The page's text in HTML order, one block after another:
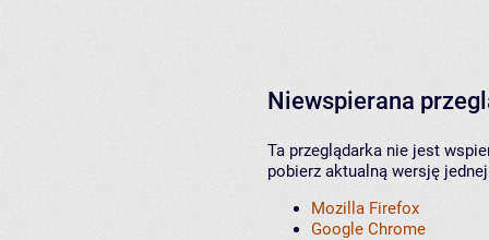
Niewspierana
Ta przeglądarka nie jest
pobierz aktualną wersję
Mozilla Firefox
Google Chrome